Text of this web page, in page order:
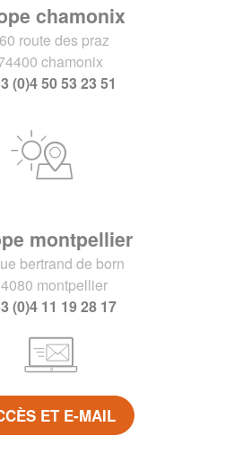
chamonix
route des praz
chamonix
(0)4 50 53 23 51
montpellier
bertrand de born
montpellier
(0)4 11 19 28 17
ET E-MAIL